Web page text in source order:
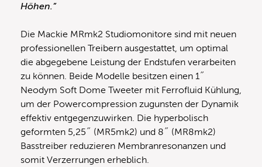
Höhen.”
Die Mackie MRmk2 Studiomonitore sind mit neuen
professionellen Treibern ausgestattet, um optimal
die abgegebene Leistung der Endstufen verarbeiten
zu können. Beide Modelle besitzen einen 1˝
Neodym Soft Dome Tweeter mit Ferrofluid Kühlung,
um der Powercompression zugunsten der Dynamik
effektiv entgegenzuwirken. Die hyperbolisch
geformten 5,25˝ (MR5mk2) und 8˝ (MR8mk2)
Basstreiber reduzieren Membranresonanzen und
somit Verzerrungen erheblich.